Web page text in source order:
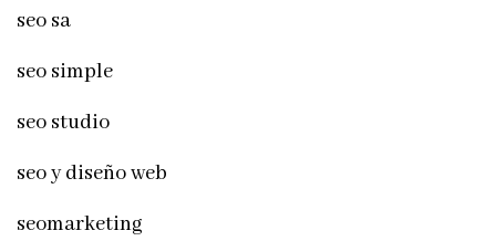
seo sa
seo simple
seo studio
seo y diseño web
seomarketing